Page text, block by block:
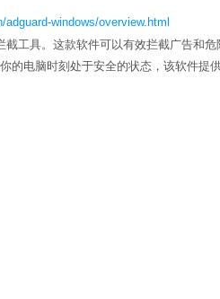
windows/overview.html
截工具。这款软件可以有效拦截广告和
的电脑时刻处于安全的状态，该软件提